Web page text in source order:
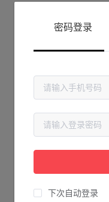
抱歉!
请检查您输入的网址是否
密码登录
下次自动登录